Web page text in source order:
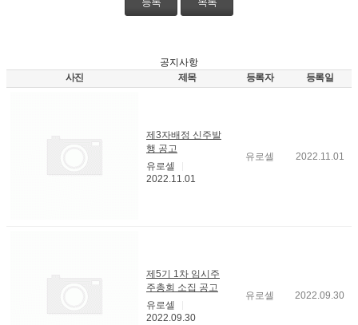
공지사항
사진
제목 등록자 등록일
제3자배정 신주발
행 공고
유로셀
2022.11.01
유로셀 2022.11.01
제5기 1차 임시주
주총회 소집 공고
유로셀
2022.09.30
유로셀 2022.09.30